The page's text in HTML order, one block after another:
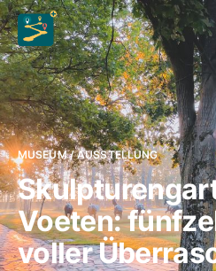
MUSEUM / AUSSTELLUNG
Voeten:
voller